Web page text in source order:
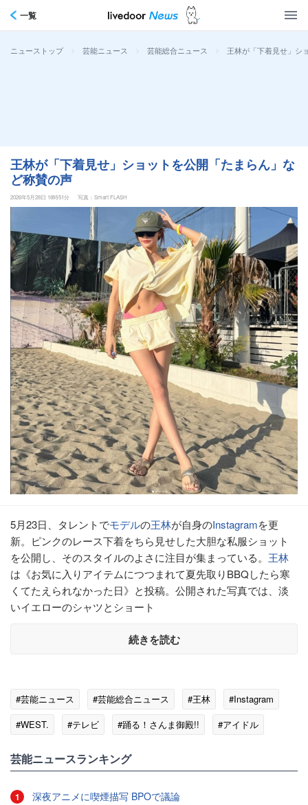
一覧
ニューストップ > 芸能ニュース > 芸能総合ニュース > 王林が「下着見せ」シ
王林が「下着見せ」ショットを公開「たまらん」な
ど称賛の声
2026年5月28日 18時51分 写真：Smart FLASH
5月23日、タレントでモデルの王林が自身のInstagramを更
新。ピンクのレース下着をちら見せした大胆な私服ショット
を公開し、そのスタイルのよさに注目が集まっている。 王林
は《お気に入りアイテムにつつまれて夏先取りBBQしたら寒
くてたえられなかった日》と投稿。公開された写真では、淡
いイエローのシャツとショート
続きを読む
#芸能ニュース #芸能総合ニュース #王林
#Instagram
#WEST.
#テレビ #踊る！さんま御殿!!
#アイドル
芸能ニュースランキング
1 深夜アニメに喫煙描写 BPOで議論